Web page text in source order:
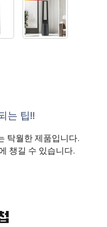
는 팁!!
탁월한 제품입니다.
챙길 수 있습니다.